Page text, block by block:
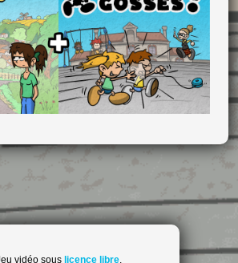
vidéo sous licence libre.